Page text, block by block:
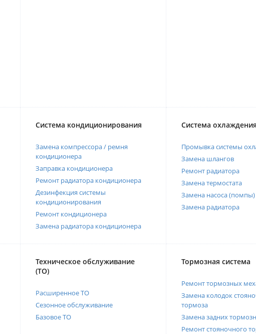
Система кондиционирования
Замена компрессора / ремня
кондиционера
Заправка кондиционера
Ремонт радиатора кондиционера
Дезинфекция системы
кондиционирования
Ремонт кондиционера
Замена радиатора кондиционера
Система охлаждения
Промывка системы
Замена шлангов
Ремонт радиатора
Замена термостата
Замена насоса
Замена радиатора
Техническое обслуживание
(ТО)
Расширенное ТО
Сезонное обслуживание
Базовое ТО
Тормозная система
Ремонт тормозных
Замена колодок
тормоза
Замена задних
Ремонт стояночного